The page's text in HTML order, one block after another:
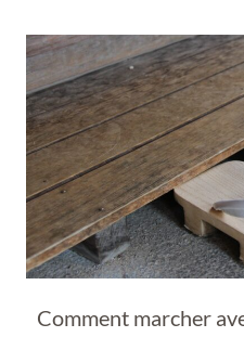
Comment marcher